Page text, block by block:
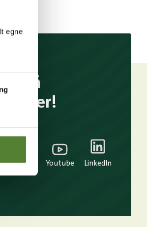
egne
på
Facebook Youtube LinkedIn